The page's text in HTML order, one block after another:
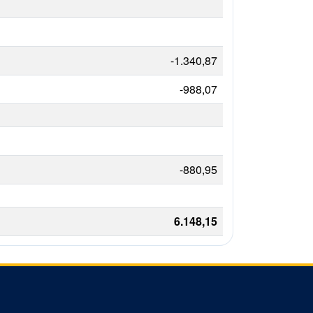
-1.340,87
-988,07
-880,95
6.148,15